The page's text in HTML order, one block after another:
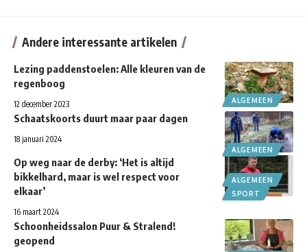
Andere interessante artikelen
ALGEMEEN
Lezing paddenstoelen: Alle kleuren van de
regenboog
12 december 2023
ALGEMEEN
Schaatskoorts duurt maar paar dagen
18 januari 2024
ALGEMEEN
SPORT
Op weg naar de derby: ‘Het is altijd
bikkelhard, maar is wel respect voor
elkaar’
16 maart 2024
Schoonheidssalon Puur & Stralend!
geopend